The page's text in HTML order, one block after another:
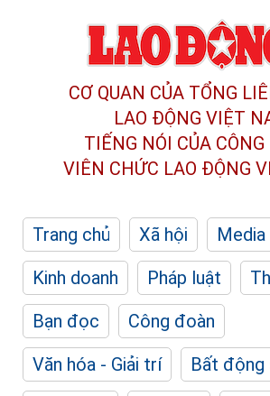
CƠ QUAN CỦA TỔNG
LAO ĐỘNG VIỆT
TIẾNG NÓI CỦA
VIÊN CHỨC LAO ĐỘNG
Trang chủ Xã hội Media
Kinh doanh
Pháp luật
Bạn đọc
Công đoàn
Văn hóa - Giải trí
Bất động